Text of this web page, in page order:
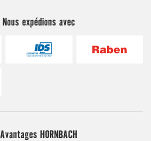
Nous expédions avec
Avantages HORNBACH